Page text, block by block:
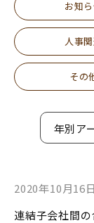
お知
人事
その
年別ア
2020年10月16日
連結子会社間